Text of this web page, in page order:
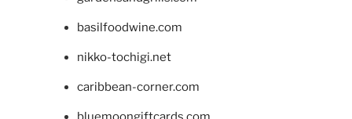
basilfoodwine.com
nikko-tochigi.net
caribbean-corner.com